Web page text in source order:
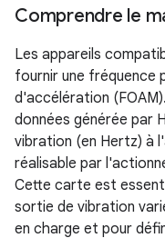
Comprendre le
Les appareils
fournir une fréquence
d'accélération
données générée par
vibration (en Hertz) à
réalisable par
Cette carte est
sortie de vibration
en charge et pour